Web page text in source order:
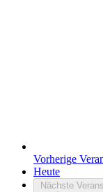
Vorherige
Heute
Nächste